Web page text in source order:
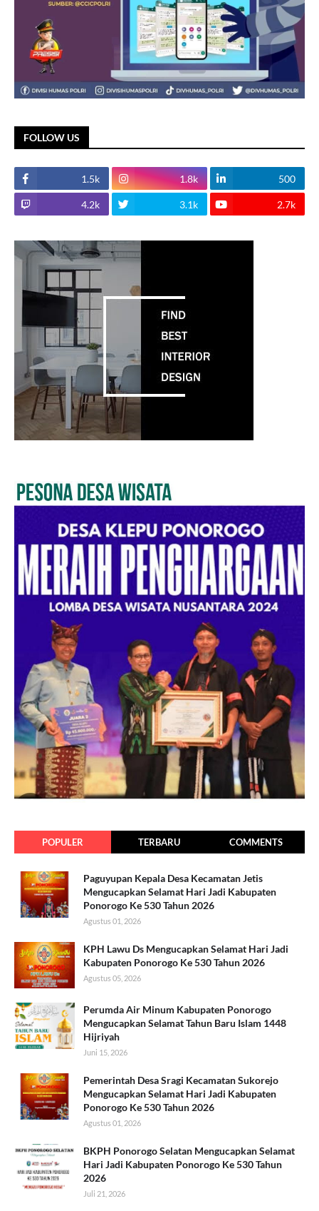
FOLLOW US
1.5k 1.8k 500
4.2k 3.1k 2.7k
POPULER TERBARU COMMENTS
Paguyupan Kepala Desa Kecamatan Jetis
Mengucapkan Selamat Hari Jadi Kabupaten
Ponorogo Ke 530 Tahun 2026
Agustus 01, 2026
KPH Lawu Ds Mengucapkan Selamat Hari Jadi
Kabupaten Ponorogo Ke 530 Tahun 2026
Agustus 05, 2026
Perumda Air Minum Kabupaten Ponorogo
Mengucapkan Selamat Tahun Baru Islam 1448
Hijriyah
Juni 15, 2026
Pemerintah Desa Sragi Kecamatan Sukorejo
Mengucapkan Selamat Hari Jadi Kabupaten
Ponorogo Ke 530 Tahun 2026
Agustus 01, 2026
BKPH Ponorogo Selatan Mengucapkan Selamat
Hari Jadi Kabupaten Ponorogo Ke 530 Tahun
2026
Juli 21, 2026